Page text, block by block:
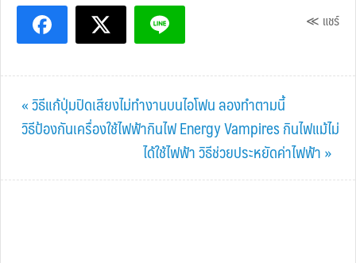
≪ แชร์
Previous
Post:
« วิธีแก้ปุ่มปิดเสียงไม่ทำงานบนไอโฟน ลองทำตามนี้
Next
วิธีป้องกันเครื่องใช้ไฟฟ้ากินไฟ Energy Vampires กินไฟแม้ไม่
ได้ใช้ไฟฟ้า วิธีช่วยประหยัดค่าไฟฟ้า »